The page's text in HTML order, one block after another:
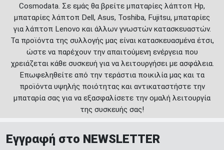
Cosmodata. Σε εμάς θα βρείτε μπαταρίες λάπτοπ Hp,
μπαταρίες λάπτοπ Dell, Asus, Toshiba, Fujitsu, μπαταρίες
για λάπτοπ Lenovo και άλλων γνωστών κατασκευαστών.
Τα προϊόντα της συλλογής μας είναι κατασκευασμένα έτσι,
ώστε να παρέχουν την απαιτούμενη ενέργεια που
χρειάζεται κάθε συσκευή για να λειτουργήσει με ασφάλεια.
Επωφεληθείτε από την τεράστια ποικιλία μας και τα
προϊόντα υψηλής ποιότητας και αντικαταστήστε την
μπαταρία σας για να εξασφαλίσετε την ομαλή λειτουργία
της συσκευής σας!
Εγγραφή στο NEWSLETTER